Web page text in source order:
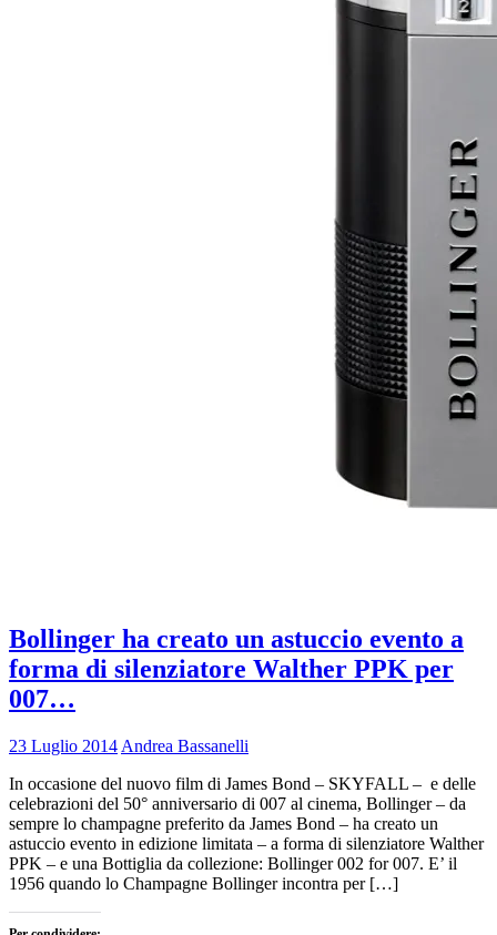
Bollinger ha creato un astuccio evento a
forma di silenziatore Walther PPK per
007…
23 Luglio 2014 Andrea Bassanelli
In occasione del nuovo film di James Bond – SKYFALL – e delle
celebrazioni del 50° anniversario di 007 al cinema, Bollinger – da
sempre lo champagne preferito da James Bond – ha creato un
astuccio evento in edizione limitata – a forma di silenziatore Walther
PPK – e una Bottiglia da collezione: Bollinger 002 for 007. E’ il
1956 quando lo Champagne Bollinger incontra per […]